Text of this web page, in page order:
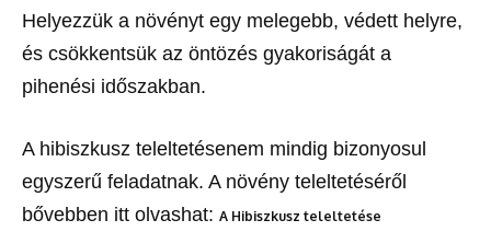
Helyezzük a növényt egy melegebb, védett helyre,
és csökkentsük az öntözés gyakoriságát a
pihenési időszakban.
A hibiszkusz teleltetésenem mindig bizonyosul
egyszerű feladatnak. A növény teleltetéséről
bővebben itt olvashat: A Hibiszkusz teleltetése